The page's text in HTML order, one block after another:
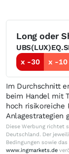
Long oder
x -30
x -10
Im Durchschnitt
beim Handel mit
hoch risikoreiche
Anlagestrategien
Diese Werbung richtet
Deutschland. Der
Bedingungen sowie
www.ingmarkets.de